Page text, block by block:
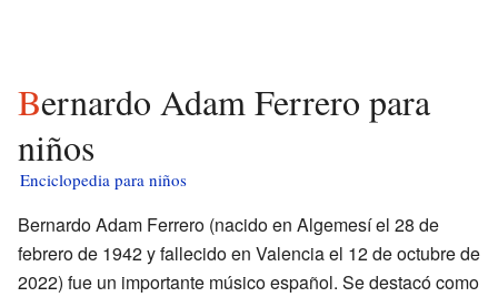
Bernardo Adam Ferrero para
niños
Enciclopedia para niños
Bernardo Adam Ferrero (nacido en Algemesí el 28 de
febrero de 1942 y fallecido en Valencia el 12 de octubre de
2022) fue un importante músico español. Se destacó como